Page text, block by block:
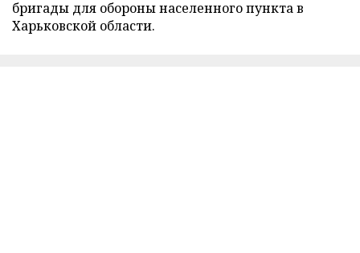
бригады для обороны населенного пункта в
Харьковской области.